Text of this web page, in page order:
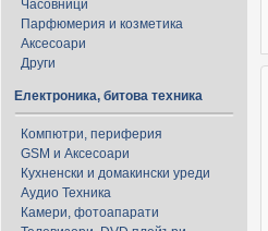
Часовници
Парфюмерия и козметика
Аксесоари
Други
Електроника, битова техника
Компютри, периферия
GSM и Аксесоари
Кухненски и домакински уреди
Аудио Техника
Камери, фотоапарати